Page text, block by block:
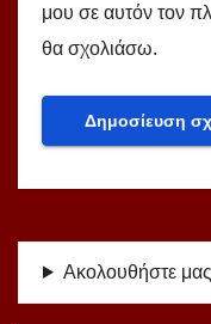
μου σε αυτόν τον
θα σχολιάσω.
Ακολουθήστε